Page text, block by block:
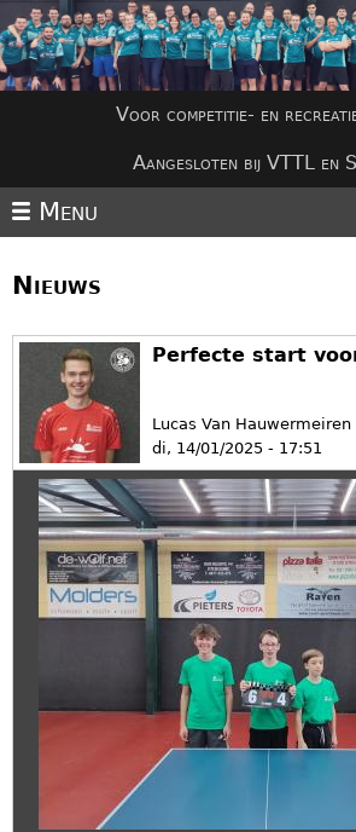
Jump to
Voor competitie- en
Aangesloten bij VTTL en
Menu
Nieuws
Perfecte start
Lucas Van Hauwermeiren
di, 14/01/2025 - 17:51